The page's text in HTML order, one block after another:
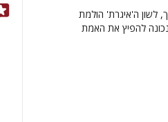
לשון ה'איגרת' הולמת
להפיץ את האמת